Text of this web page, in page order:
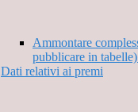
Ammontare
pubblicare in tabelle)
Dati relativi ai premi